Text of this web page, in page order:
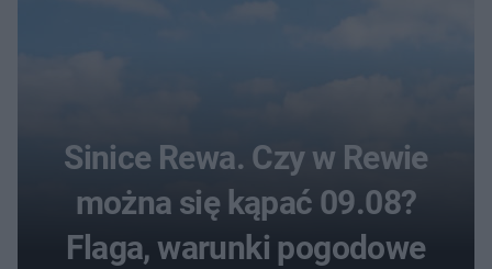
Sinice Rewa. Czy w Rewie
można się kąpać 09.08?
Flaga, warunki pogodowe